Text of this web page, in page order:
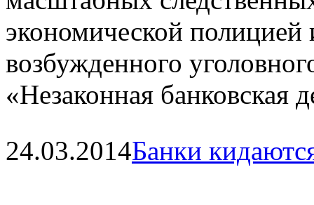
экономической
возбужденного
«Незаконная банковская
24.03.2014Банки